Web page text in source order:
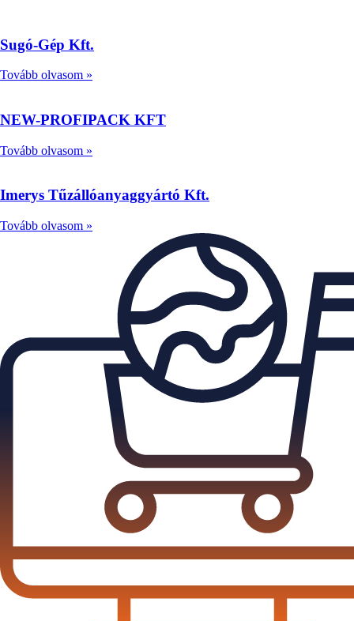
Sugó-Gép Kft.
Tovább olvasom »
NEW-PROFIPACK KFT
Tovább olvasom »
Imerys Tűzállóanyaggyártó Kft.
Tovább olvasom »